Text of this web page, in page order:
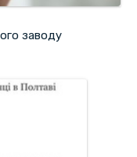
заводу